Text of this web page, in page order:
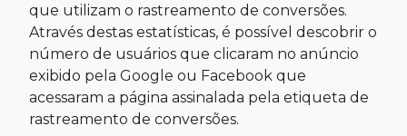
que utilizam o rastreamento de conversões.
Através destas estatísticas, é possível descobrir o
número de usuários que clicaram no anúncio
exibido pela Google ou Facebook que
acessaram a página assinalada pela etiqueta de
rastreamento de conversões.